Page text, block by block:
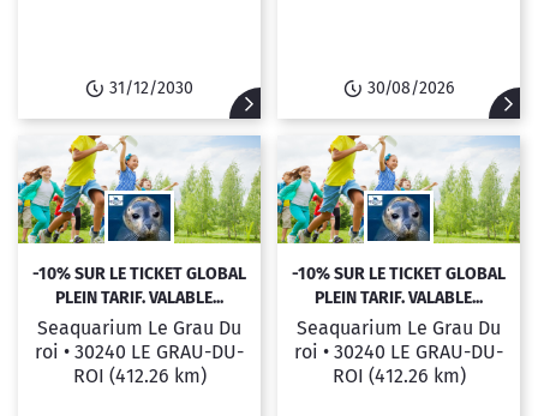
31/12/2030 30/08/2026
-10% SUR LE TICKET GLOBAL
PLEIN TARIF. VALABLE...
Seaquarium Le Grau Du
roi • 30240 LE GRAU-DU-
ROI (412.26 km)
-10% SUR LE TICKET GLOBAL
PLEIN TARIF. VALABLE...
Seaquarium Le Grau Du
roi • 30240 LE GRAU-DU-
ROI (412.26 km)